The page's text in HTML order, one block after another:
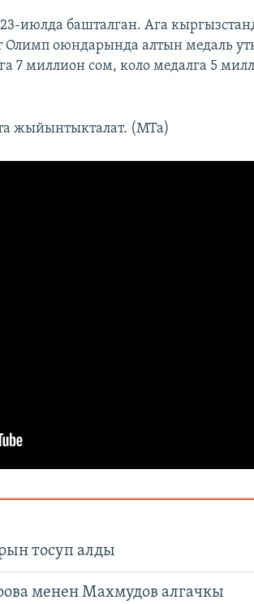
июлда башталган. Ага
Олимп оюндарында алтын медаль
7 миллион сом, коло медалга 5
жыйынтыкталат. (МТа)
тосуп алды
менен Махмудов алгачкы